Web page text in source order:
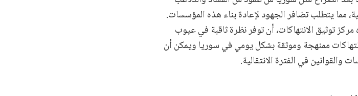
مما يتطلب تضافر الجهود لإعادة بناء هذه المؤسسات.
توثيق الانتهاكات، أن توفر نظرة ثاقبة في عيوب
ممنهجة وموثقة بشكل يومي في سوريا ويمكن أن
في الفترة الانتقالية.